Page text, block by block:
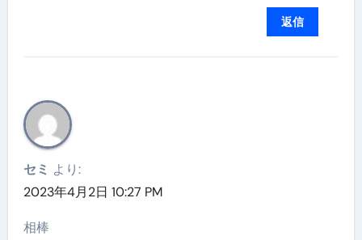
返信
セミ より:
2023年4月2日 10:27 PM
相棒